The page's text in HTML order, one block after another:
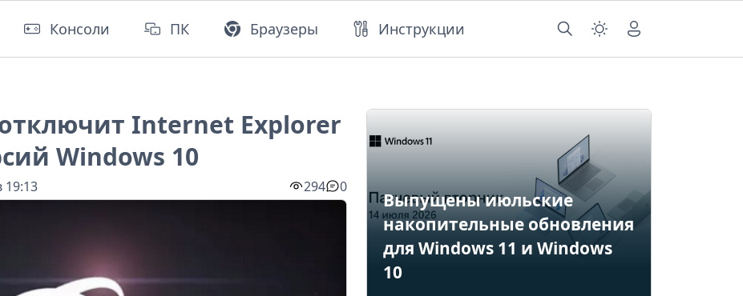
Консоли ПК Браузеры Инструкции
Internet Explorer
Windows 10
19:13 294 0
Выпущены июльские
накопительные обновления
для Windows 11 и Windows
10